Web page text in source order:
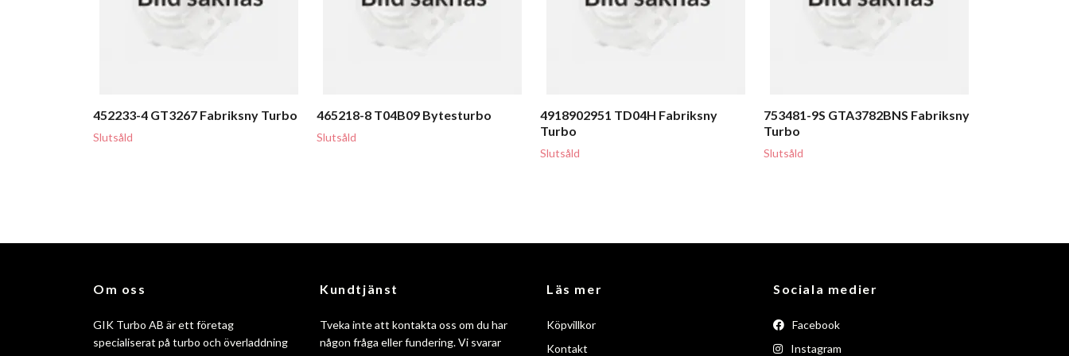
452233-4 GT3267 Fabriksny Turbo
Slutsåld
465218-8 T04B09 Bytesturbo
Slutsåld
4918902951 TD04H Fabriksny
Turbo
Slutsåld
753481-9S GTA3782BNS Fabriksny
Turbo
Slutsåld
Om oss
GIK Turbo AB är ett företag
specialiserat på turbo och överladdning
Kundtjänst
Tveka inte att kontakta oss om du har
någon fråga eller fundering. Vi svarar
Läs mer
Köpvillkor
Kontakt
Sociala medier
Facebook
Instagram